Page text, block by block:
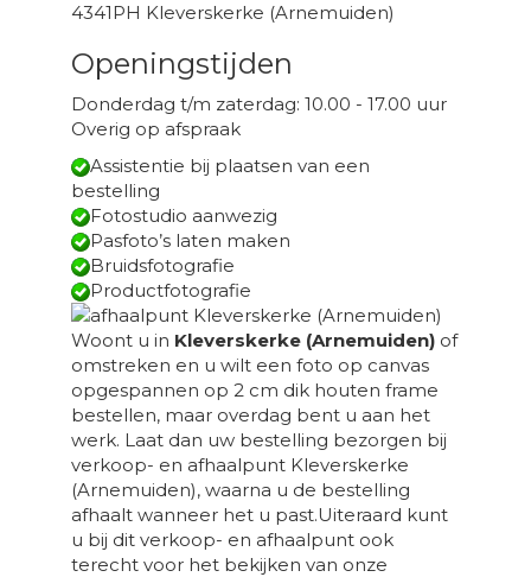
4341PH Kleverskerke (Arnemuiden)
Openingstijden
Donderdag t/m zaterdag: 10.00 - 17.00 uur
Overig op afspraak
Assistentie bij plaatsen van een
bestelling
Fotostudio aanwezig
Pasfoto’s laten maken
Bruidsfotografie
Productfotografie
Woont u in Kleverskerke (Arnemuiden) of
omstreken en u wilt een foto op canvas
opgespannen op 2 cm dik houten frame
bestellen, maar overdag bent u aan het
werk. Laat dan uw bestelling bezorgen bij
verkoop- en afhaalpunt Kleverskerke
(Arnemuiden), waarna u de bestelling
afhaalt wanneer het u past.Uiteraard kunt
u bij dit verkoop- en afhaalpunt ook
terecht voor het bekijken van onze